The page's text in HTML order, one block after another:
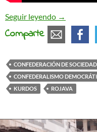
Seguir leyendo Asedio
→
Comparte
CONFEDERACIÓN DE
CONFEDERALISMO
KURDOS
ROJAVA